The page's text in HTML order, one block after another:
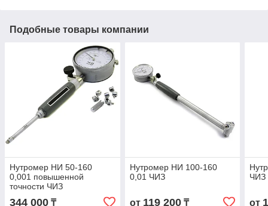
Подобные товары компании
Нутромер НИ 50-160
0,001 повышенной
точности ЧИЗ
344 000 ₸
Нутромер НИ 100-160
0,01 ЧИЗ
от 119 200₸
ЧИЗ
от